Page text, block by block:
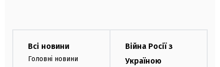
Всі новини
Головні новини
Війна Росії з
Україною